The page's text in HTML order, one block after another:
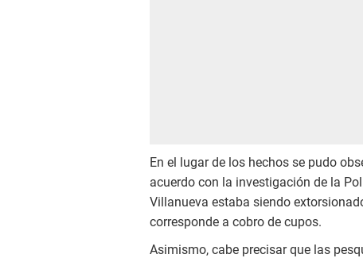
En el lugar de los hechos se pudo
acuerdo con la investigación de la
Villanueva estaba siendo
corresponde a cobro de cupos.
Asimismo, cabe precisar que las